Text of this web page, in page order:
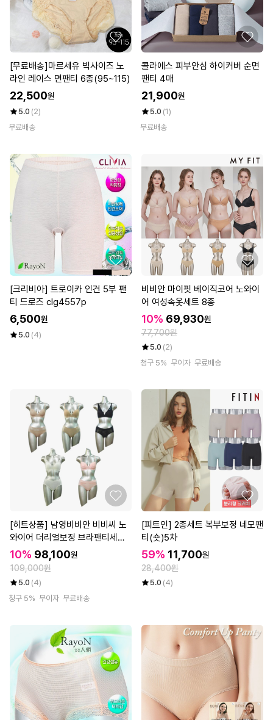
[무료배송]마르세유 빅사이즈 노
라인 레이스 면팬티 6종(95~115)
22,500원
5.0 (2)
무료배송
콜라에스 피부안심 하이커버 순면
팬티 4매
21,900원
5.0 (1)
무료배송
[크리비아] 트로이카 인견 5부 팬
티 드로즈 clg4557p
6,500원
5.0 (4)
비비안 마이핏 베이직코어 노와이
어 여성속옷세트 8종
10% 69,930원
77,700원
5.0 (2)
청구 5% 무이자 무료배송
[히트상품] 남영비비안 비비씨 노
와이어 더리얼보정 브라팬티세트 1
0종
10% 98,100원
109,000원
5.0 (4)
청구 5% 무이자 무료배송
[피트인] 2종세트 복부보정 네모팬
티(숏)5차
59% 11,700원
28,400원
5.0 (4)